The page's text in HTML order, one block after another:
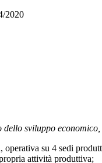
2020
sviluppo
su 4 sedi
attività produttiva;